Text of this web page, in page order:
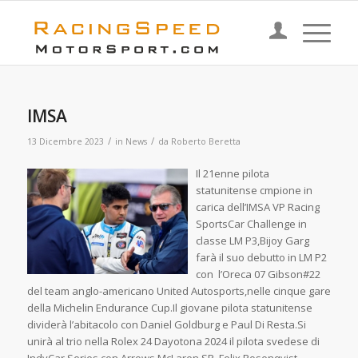
IMSA
13 Dicembre 2023 / in News / da Roberto Beretta
Il 21enne pilota
statunitense cmpione in
carica dell’IMSA VP Racing
SportsCar Challenge in
classe LM P3,Bijoy Garg
farà il suo debutto in LM P2
con l’Oreca 07 Gibson#22
del team anglo-americano United Autosports,nelle cinque gare
della Michelin Endurance Cup.Il giovane pilota statunitense
dividerà l’abitacolo con Daniel Goldburg e Paul Di Resta.Si
unirà al trio nella Rolex 24 Dayotona 2024 il pilota svedese di